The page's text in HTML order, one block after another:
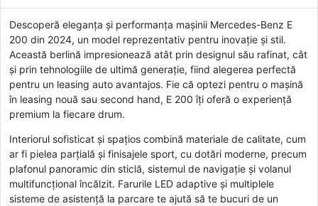
Descoperă eleganța și performanța mașinii Mercedes-Benz E
200 din 2024, un model reprezentativ pentru inovație și stil.
Această berlină impresionează atât prin designul său rafinat, cât
și prin tehnologiile de ultimă generație, fiind alegerea perfectă
pentru un leasing auto avantajos. Fie că optezi pentru o mașină
în leasing nouă sau second hand, E 200 îți oferă o experiență
premium la fiecare drum.
Interiorul sofisticat și spațios combină materiale de calitate, cum
ar fi pielea parțială și finisajele sport, cu dotări moderne, precum
plafonul panoramic din sticlă, sistemul de navigație și volanul
multifuncțional încălzit. Farurile LED adaptive și multiplele
sisteme de asistență la parcare te ajută să te bucuri de un